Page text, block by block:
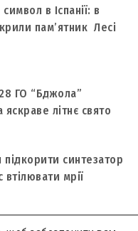
в Іспанії: в
пам’ятник Лесі
ГО “Бджола”
яскраве літнє свято
синтезатор
втілювати мрії